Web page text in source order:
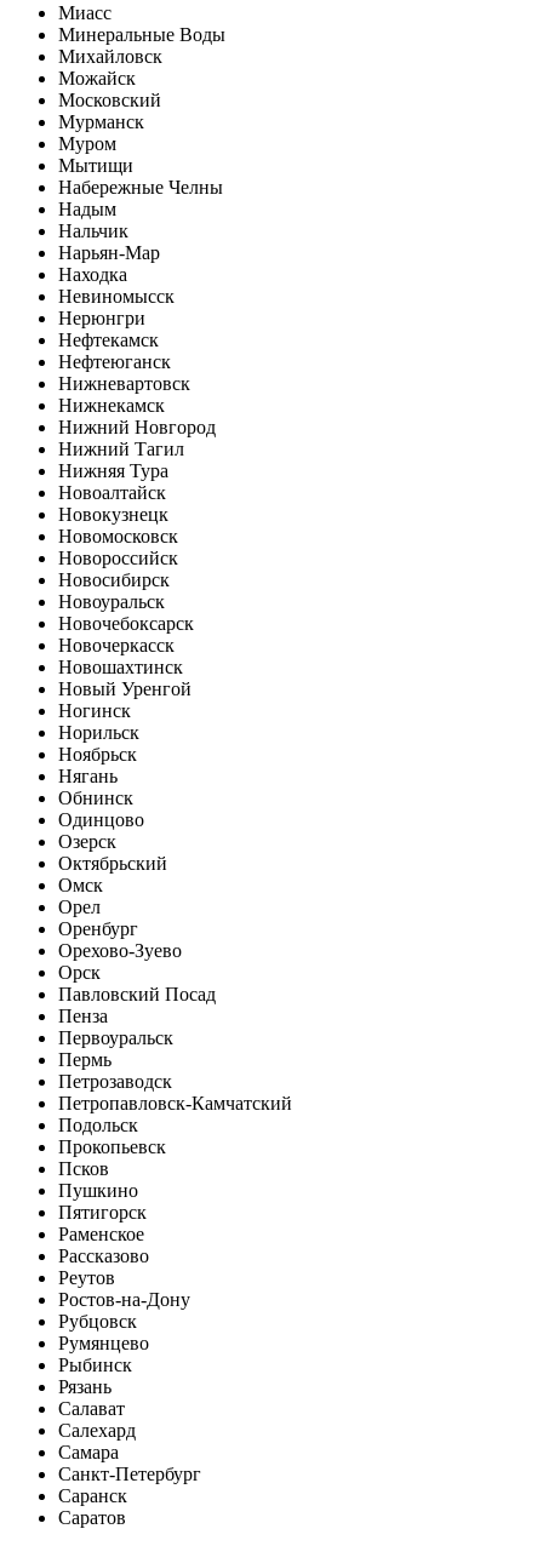
Миасс
Минеральные Воды
Михайловск
Можайск
Московский
Мурманск
Муром
Мытищи
Набережные Челны
Надым
Нальчик
Нарьян-Мар
Находка
Невиномысск
Нерюнгри
Нефтекамск
Нефтеюганск
Нижневартовск
Нижнекамск
Нижний Новгород
Нижний Тагил
Нижняя Тура
Новоалтайск
Новокузнецк
Новомосковск
Новороссийск
Новосибирск
Новоуральск
Новочебоксарск
Новочеркасск
Новошахтинск
Новый Уренгой
Ногинск
Норильск
Ноябрьск
Нягань
Обнинск
Одинцово
Озерск
Октябрьский
Омск
Орел
Оренбург
Орехово-Зуево
Орск
Павловский Посад
Пенза
Первоуральск
Пермь
Петрозаводск
Петропавловск-Камчатский
Подольск
Прокопьевск
Псков
Пушкино
Пятигорск
Раменское
Рассказово
Реутов
Ростов-на-Дону
Рубцовск
Румянцево
Рыбинск
Рязань
Салават
Салехард
Самара
Санкт-Петербург
Саранск
Саратов